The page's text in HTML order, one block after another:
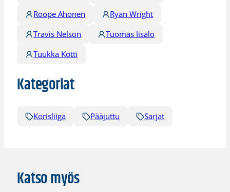
Roope Ahonen
Ryan Wright
Travis Nelson
Tuomas Iisalo
Tuukka Kotti
Kategoriat
Korisliiga Pääjuttu Sarjat
Katso myös